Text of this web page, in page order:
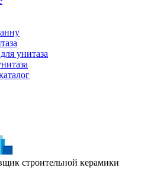
унитаза
строительной керамики